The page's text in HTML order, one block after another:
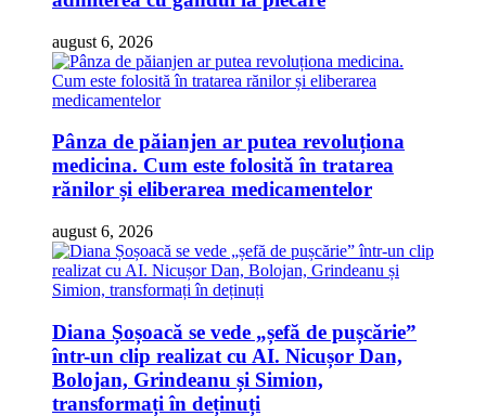
august 6, 2026
Pânza de păianjen ar putea revoluționa
medicina. Cum este folosită în tratarea
rănilor și eliberarea medicamentelor
august 6, 2026
Diana Șoșoacă se vede „șefă de pușcărie”
într-un clip realizat cu AI. Nicușor Dan,
Bolojan, Grindeanu și Simion,
transformați în deținuți